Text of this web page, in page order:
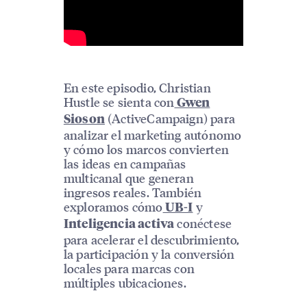
En este episodio, Christian
Hustle se sienta con Gwen
Sioson (ActiveCampaign) para
analizar el marketing autónomo
y cómo los marcos convierten
las ideas en campañas
multicanal que generan
ingresos reales. También
exploramos cómo UB-I y
Inteligencia activa conéctese
para acelerar el descubrimiento,
la participación y la conversión
locales para marcas con
múltiples ubicaciones.